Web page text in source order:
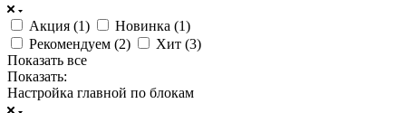
Акция (1) Новинка (1)
Рекомендуем (2) Хит (3)
Показать все
Показать:
Настройка главной по блокам